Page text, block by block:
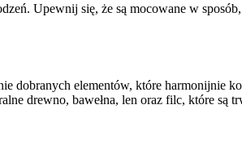
Upewnij się, że są mocowane w
dobranych elementów, które harmonijnie
drewno, bawełna, len oraz filc, które są